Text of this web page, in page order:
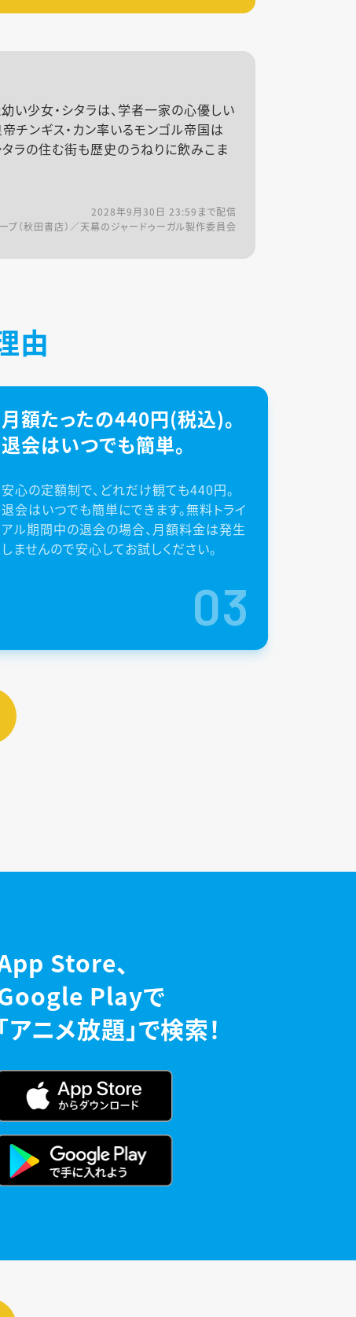
い少女・シタラは、学者一家の心優しい
帝チンギス・カン率いるモンゴル帝国は
ラの住む街も歴史のうねりに飲みこま
2028年9月30日 23:59 まで配信
プ（秋田書店）／天幕のジャードゥーガル製作委員会
由
月額たったの440円(税込)。
退会はいつでも簡単。
安心の定額制で、どれだけ観ても440円。
退会はいつでも簡単にできます。無料トライ
アル期間中の退会の場合、月額料金は発生
しませんので安心してお試しください。
03
Store、
Playで
「アニメ放題」で検索！